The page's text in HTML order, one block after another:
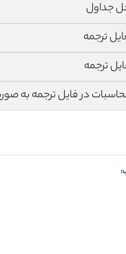
جداول
ترجمه
ترجمه
در فایل ترجمه به